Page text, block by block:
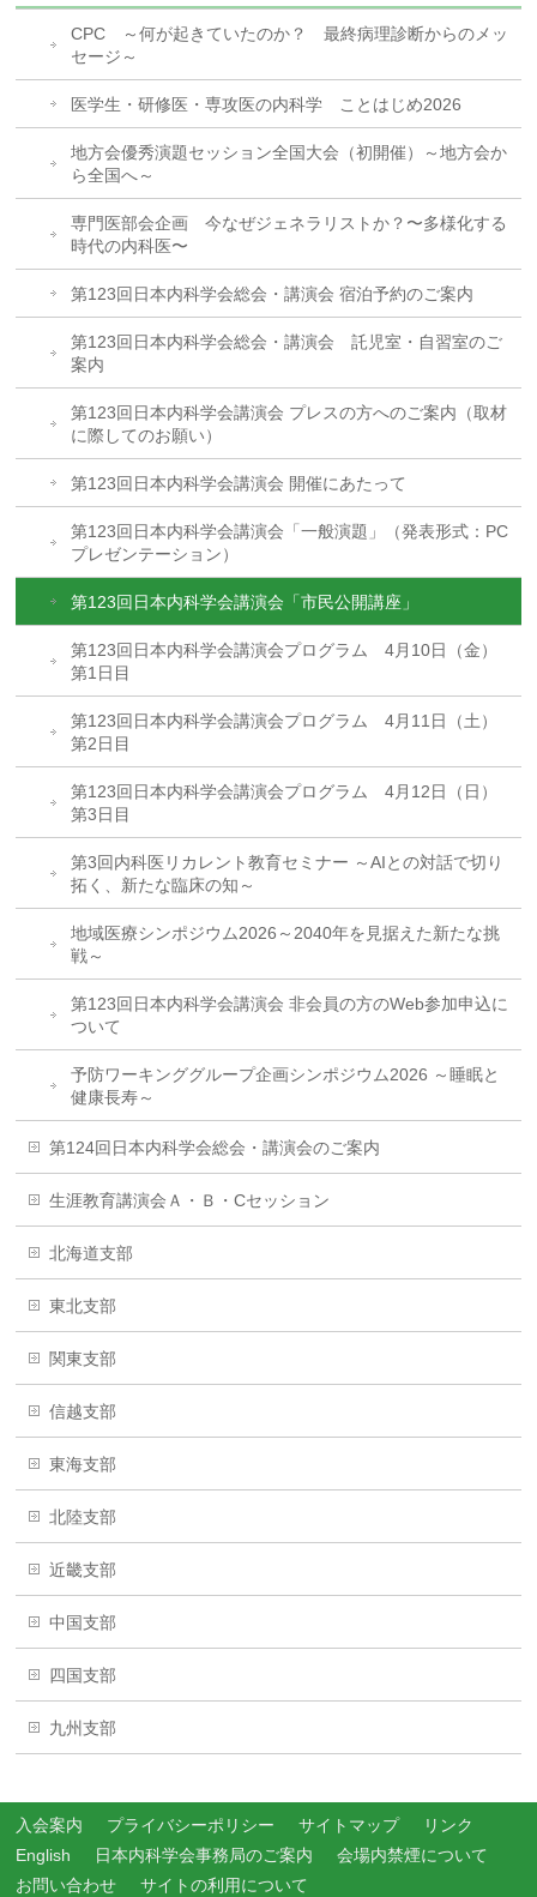
CPC ～何が起きていたのか？ 最終病理診断からのメッ
セージ～
医学生・研修医・専攻医の内科学 ことはじめ2026
地方会優秀演題セッション全国大会（初開催）～地方会か
ら全国へ～
専門医部会企画 今なぜジェネラリストか？〜多様化する
時代の内科医〜
第123回日本内科学会総会・講演会 宿泊予約のご案内
第123回日本内科学会総会・講演会 託児室・自習室のご
案内
第123回日本内科学会講演会 プレスの方へのご案内（取材
に際してのお願い）
第123回日本内科学会講演会 開催にあたって
第123回日本内科学会講演会「一般演題」（発表形式：PC
プレゼンテーション）
第123回日本内科学会講演会「市民公開講座」
第123回日本内科学会講演会プログラム 4月10日（金）
第1日目
第123回日本内科学会講演会プログラム 4月11日（土）
第2日目
第123回日本内科学会講演会プログラム 4月12日（日）
第3日目
第3回内科医リカレント教育セミナー ～AIとの対話で切り
拓く、新たな臨床の知～
地域医療シンポジウム2026～2040年を見据えた新たな挑
戦～
第123回日本内科学会講演会 非会員の方のWeb参加申込に
ついて
予防ワーキンググループ企画シンポジウム2026 ～睡眠と
健康長寿～
第124回日本内科学会総会・講演会のご案内
生涯教育講演会Ａ・Ｂ・Cセッション
北海道支部
東北支部
関東支部
信越支部
東海支部
北陸支部
近畿支部
中国支部
四国支部
九州支部
入会案内 プライバシーポリシー サイトマップ
リンク
English
日本内科学会事務局のご案内
会場内禁煙について
お問い合わせ
サイトの利用について